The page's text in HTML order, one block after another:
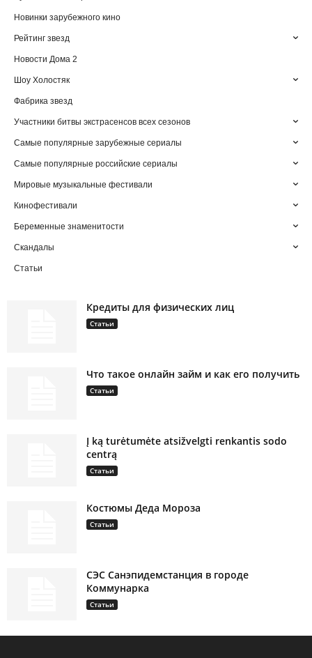
Новинки зарубежного кино
Рейтинг звезд
Новости Дома 2
Шоу Холостяк
Фабрика звезд
Участники битвы экстрасенсов всех сезонов
Самые популярные зарубежные сериалы
Самые популярные российские сериалы
Мировые музыкальные фестивали
Кинофестивали
Беременные знаменитости
Скандалы
Статьи
Кредиты для физических лиц
Статьи
Что такое онлайн займ и как его получить
Статьи
Į ką turėtumėte atsižvelgti renkantis sodo
centrą
Статьи
Костюмы Деда Мороза
Статьи
СЭС Санэпидемстанция в городе
Коммунарка
Статьи